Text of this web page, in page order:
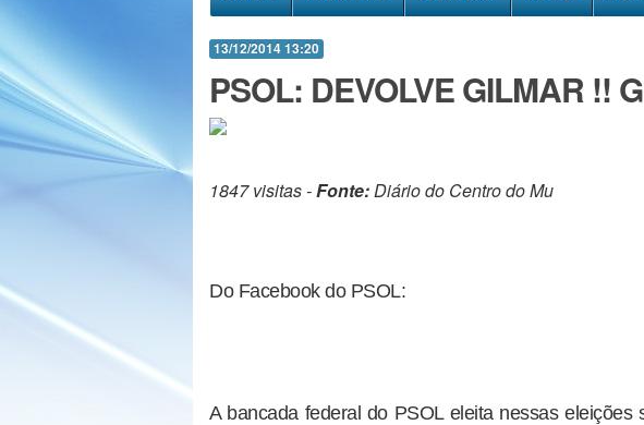
13/12/2014 13:20
PSOL: DEVOLVE GILMAR !!
1847 visitas -Fonte:Diário do Centro do Mu
Do Facebook do PSOL:
A bancada federal do PSOL eleita nessas eleições